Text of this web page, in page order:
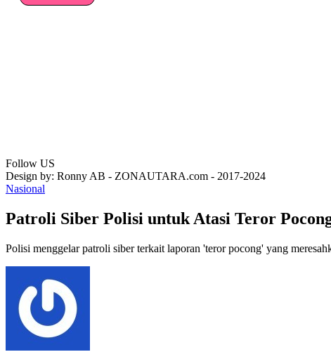
Follow US
Design by: Ronny AB - ZONAUTARA.com - 2017-2024
Nasional
Patroli Siber Polisi untuk Atasi Teror
Polisi menggelar patroli siber terkait laporan 'teror pocong' yang